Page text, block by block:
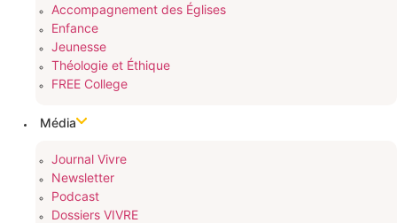
Accompagnement des Églises
Enfance
Jeunesse
Théologie et Éthique
FREE College
Média
Journal Vivre
Newsletter
Podcast
Dossiers VIVRE